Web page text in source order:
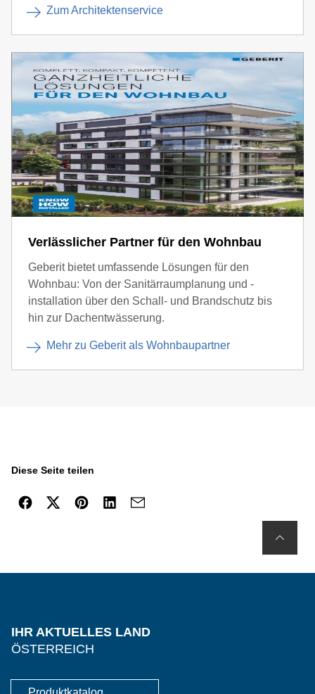
Zum Architektenservice
Verlässlicher Partner für den Wohnbau
Geberit bietet umfassende Lösungen für den
Wohnbau: Von der Sanitärraumplanung und -
installation über den Schall- und Brandschutz bis
hin zur Dachentwässerung.
Mehr zu Geberit als Wohnbaupartner
Diese Seite teilen
IHR AKTUELLES LAND
ÖSTERREICH